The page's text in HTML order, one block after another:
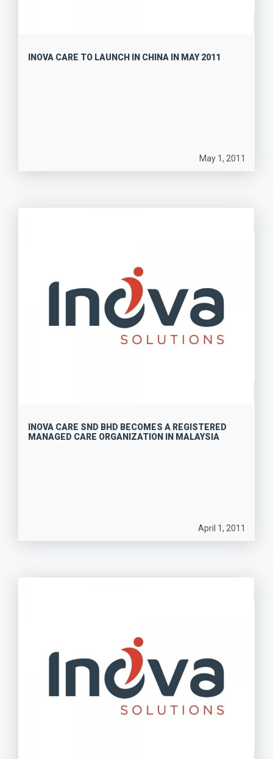
INOVA CARE TO LAUNCH IN CHINA IN MAY 2011
May 1, 2011
INOVA CARE SND BHD BECOMES A REGISTERED
MANAGED CARE ORGANIZATION IN MALAYSIA
April 1, 2011